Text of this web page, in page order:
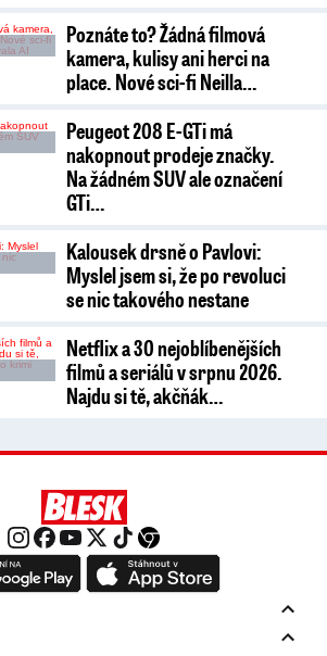
Poznáte to? Žádná filmová
kamera, kulisy ani herci na
place. Nové sci-fi Neilla…
Peugeot 208 E-GTi má
nakopnout prodeje značky.
Na žádném SUV ale označení
GTi…
Kalousek drsně o Pavlovi:
Myslel jsem si, že po revoluci
se nic takového nestane
Netflix a 30 nejoblíbenějších
filmů a seriálů v srpnu 2026.
Najdu si tě, akčňák…